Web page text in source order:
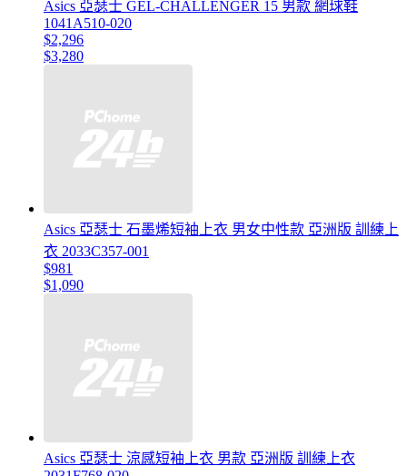
Asics 亞瑟士 GEL-CHALLENGER 15 男款 網球鞋
1041A510-020
$2,296
$3,280
Asics 亞瑟士 石墨烯短袖上衣 男女中性款 亞洲版 訓練上
衣 2033C357-001
$981
$1,090
Asics 亞瑟士 涼感短袖上衣 男款 亞洲版 訓練上衣